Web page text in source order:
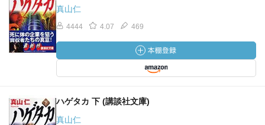
真山仁
4444 4.07 469
ハゲタカ 下 (講談社文庫)
真山仁